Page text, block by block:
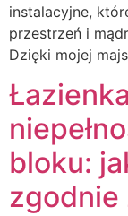
instalacyjne,
przestrzeń i
Dzięki mojej
bloku:
zgodnie